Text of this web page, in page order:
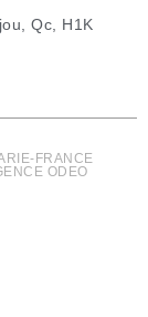
Qc, H1K
FRANCE
ODEO